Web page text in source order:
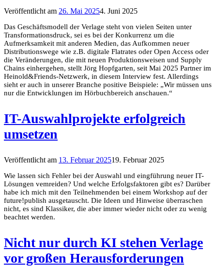
Veröffentlicht am 26. Mai 20254. Juni 2025
Das Geschäftsmodell der Verlage steht von vielen Seiten unter
Transformationsdruck, sei es bei der Konkurrenz um die
Aufmerksamkeit mit anderen Medien, das Aufkommen neuer
Distributionswege wie z.B. digitale Flatrates oder Open Access oder
die Veränderungen, die mit neuen Produktionsweisen und Supply
Chains einhergehen, stellt Jörg Hopfgarten, seit Mai 2025 Partner im
Heinold&Friends-Netzwerk, in diesem Interview fest. Allerdings
sieht er auch in unserer Branche positive Beispiele: „Wir müssen uns
nur die Entwicklungen im Hörbuchbereich anschauen.“
IT-Auswahlprojekte erfolgreich
umsetzen
Veröffentlicht am 13. Februar 202519. Februar 2025
Wie lassen sich Fehler bei der Auswahl und eingführung neuer IT-
Lösungen vemreiden? Und welche Erfolgsfaktoren gibt es? Darüber
habe ich mich mit den Teilnehmenden bei einem Workshop auf der
future!publish ausgetauscht. Die Ideen und Hinweise überraschen
nicht, es sind Klassiker, die aber immer wieder nicht oder zu wenig
beachtet werden.
Nicht nur durch KI stehen Verlage
vor großen Herausforderungen